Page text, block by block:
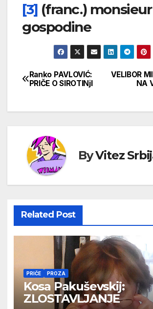
[3] (franc.) monsieur
gospodine
Кретање
VELIBOR
NA
Ranko PAVLOVIĆ:
PRIČE O SIROTINjI
ByVitez
Related Post
PRIČE PROZA
Kosa Pakuševskij:
ZLOSTAVLJANJE